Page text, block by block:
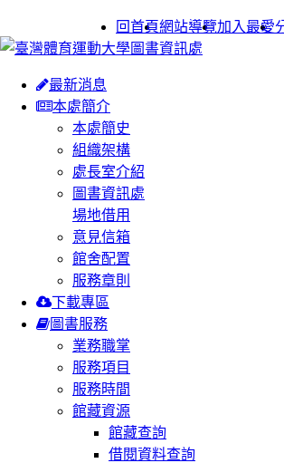
加入最愛
網站導覽
回首頁
最新消息
本處簡介
本處簡史
組織架構
處長室介紹
圖書資訊處
場地借用
意見信箱
館舍配置
服務章則
下載專區
圖書服務
業務職掌
服務項目
服務時間
館藏資源
館藏查詢
借閱資料查詢